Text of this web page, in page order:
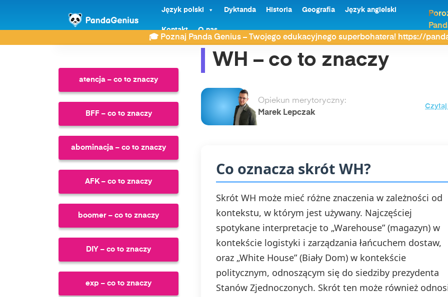
Język polski Dyktanda Historia Geografia Język angielski
Kontakt O nas
🎓 Poznaj Panda Genius – Twojego edukacyjnego superbohatera! https://
ZDAY Co to znaczy? WH – co to znaczy
atencja – co to znaczy
BFF – co to znaczy
abominacja – co to znaczy
AFK – co to znaczy
boomer – co to znaczy
DIY – co to znaczy
exp – co to znaczy
WH – co to znaczy
Opiekun merytoryczny:
Marek Lepczak
Co oznacza skrót WH?
Skrót WH może mieć różne znaczenia w zależności od
kontekstu, w którym jest używany. Najczęściej
spotykane interpretacje to „Warehouse” (magazyn) w
kontekście logistyki i zarządzania łańcuchem dostaw,
oraz „White House” (Biały Dom) w kontekście
politycznym, odnoszącym się do siedziby prezydenta
Stanów Zjednoczonych. Skrót ten może również